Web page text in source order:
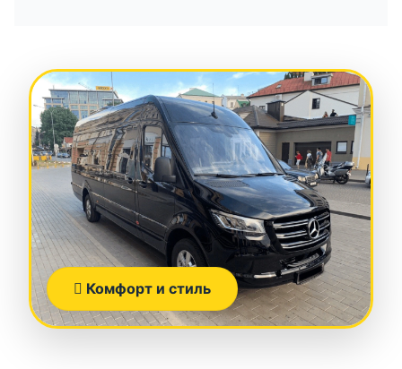
Комфорт и стиль